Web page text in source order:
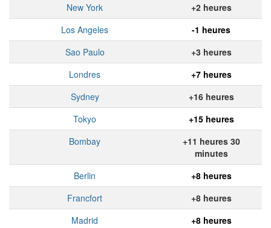
New York
+2 heures
Los Angeles
-1 heures
Sao Paulo
+3 heures
Londres
+7 heures
Sydney
+16 heures
Tokyo
+15 heures
Bombay
+11 heures 30
minutes
Berlin
+8 heures
Francfort
+8 heures
Madrid
+8 heures